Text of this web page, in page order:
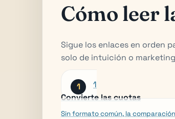
Cómo leer
Sigue los enlaces en orden
solo de intuición o
1
Convierte las cuotas
Sin formato común, la